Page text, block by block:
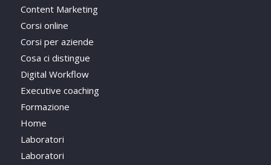
Content Marketing
Corsi online
Corsi per aziende
Cosa ci distingue
Digital Workflow
Executive coaching
Formazione
Home
Laboratori
Laboratori